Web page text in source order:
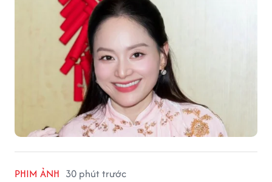
PHIM ẢNH 30 phút trước